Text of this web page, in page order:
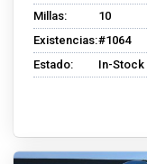
Millas:
10
Existencias:#1064
Estado:
In-Stock